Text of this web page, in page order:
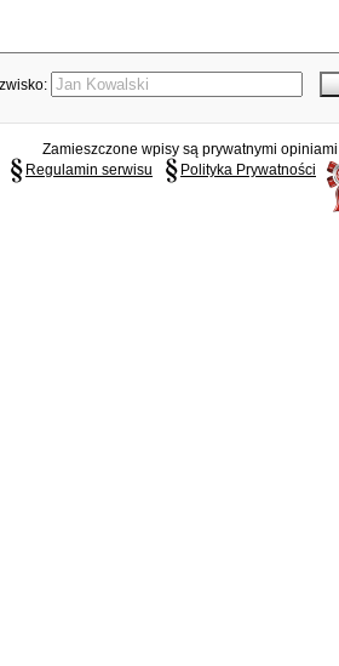
Zamieszczone wpisy są prywatnymi
Regulamin serwisu
Polityka Prywatności